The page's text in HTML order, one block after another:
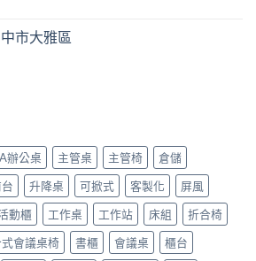
市大雅區
辦公桌 主管桌 主管椅
倉儲
升降桌 可掀式 客製化
屏風
動櫃 工作桌 工作站 床組
折合椅
會議桌椅 書櫃 會議桌 櫃台